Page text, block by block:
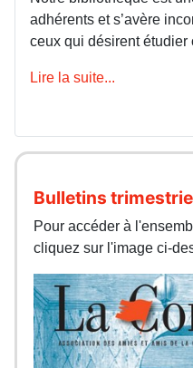
adhérents et s’avère
ceux qui désirent étudier
Lire la suite...
Bulletins
Pour accéder à
cliquez sur l'image ci-